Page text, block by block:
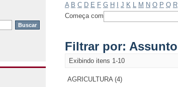
A B C D E F G H J K M N O P Q R
Começa com
Filtrar por: Assunto
Exibindo itens 1-10
AGRICULTURA (4)